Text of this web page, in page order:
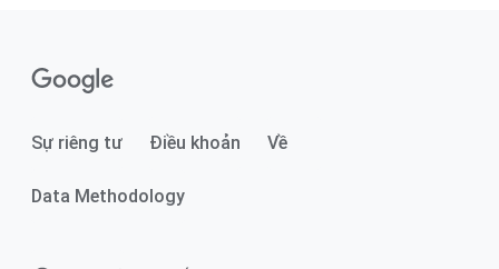
Sự riêng tư Điều khoản Về
Data Methodology